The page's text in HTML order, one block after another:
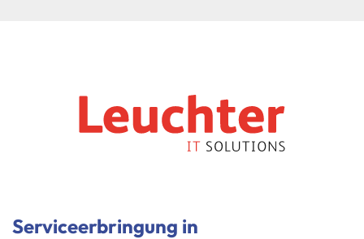
Serviceerbringung in